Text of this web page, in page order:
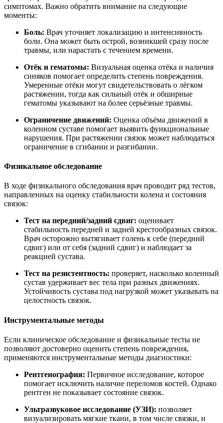
симптомах. Важно обратить внимание на следующие
моменты:
Боль: Врач уточняет локализацию и интенсивность
боли. Она может быть острой, возникшей сразу после
травмы, или нарастать с течением времени.
Отёк и гематомы: Визуальная оценка отёка и наличия
синяков помогает определить степень повреждения.
Умеренные отёки могут свидетельствовать о лёгком
растяжении, тогда как сильный отёк и обширные
гематомы указывают на более серьёзные травмы.
Ограничение движений: Оценка объёма движений в
коленном суставе помогает выявить функциональные
нарушения. При растяжении связок может наблюдаться
ограничение в сгибании и разгибании.
Физикальное обследование
В ходе физикального обследования врач проводит ряд тестов,
направленных на оценку стабильности колена и состояния
связок:
Тест на передний/задний сдвиг: оценивает
стабильность передней и задней крестообразных связок.
Врач осторожно вытягивает голень к себе (передний
сдвиг) или от себя (задний сдвиг) и наблюдает за
реакцией сустава.
Тест на резистентность: проверяет, насколько коленный
сустав удерживает вес тела при разных движениях.
Устойчивость сустава под нагрузкой может указывать на
целостность связок.
Инструментальные методы
Если клиническое обследование и физикальные тесты не
позволяют достоверно оценить степень повреждения,
применяются инструментальные методы диагностики:
Рентгенография: Первичное исследование, которое
помогает исключить наличие переломов костей. Однако
рентген не показывает состояние связок.
Ультразвуковое исследование (УЗИ): позволяет
визуализировать мягкие ткани, в том числе связки, и